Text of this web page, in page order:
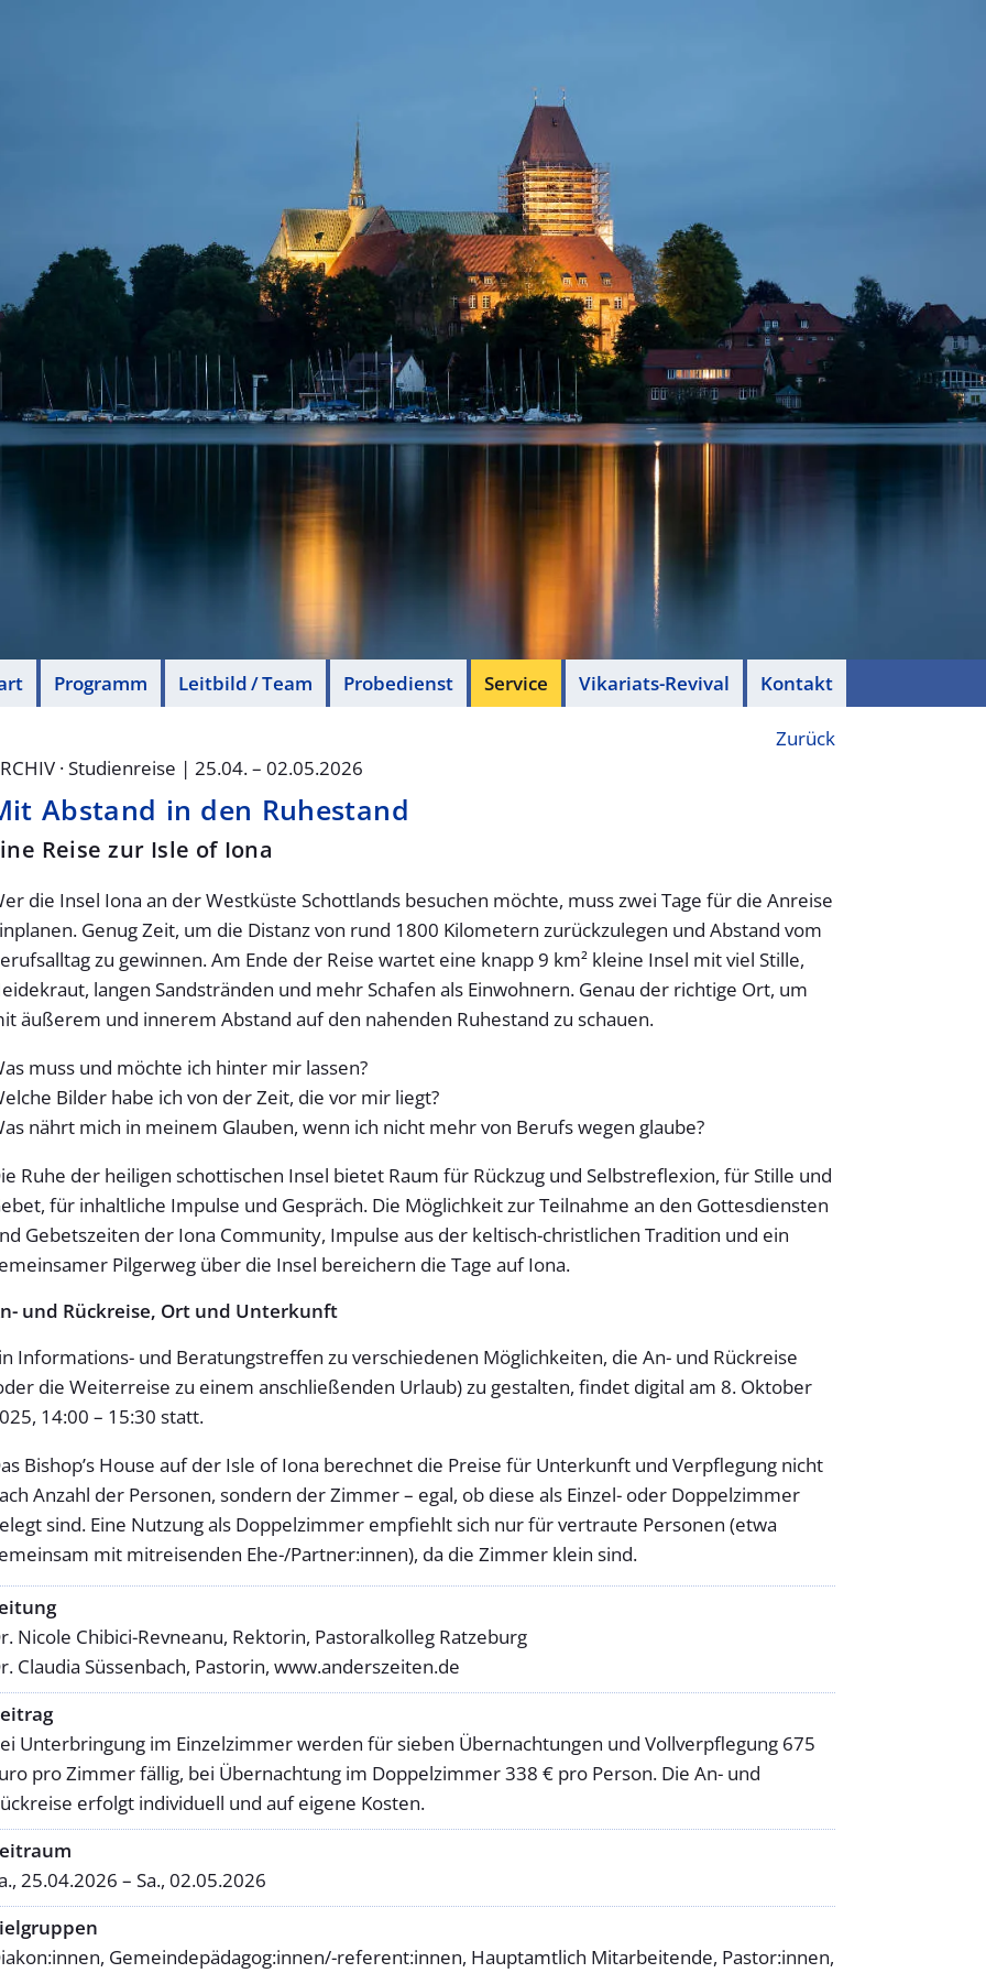
Programm Leitbild / Team Probedienst Service Vikariats-Revival Kontakt
Zurück
· Studienreise | 25.04. – 02.05.2026
Abstand in den Ruhestand
Reise zur Isle of Iona
die Insel Iona an der Westküste Schottlands besuchen möchte, muss zwei Tage für die Anreise
Genug Zeit, um die Distanz von rund 1800 Kilometern zurückzulegen und Abstand vom
zu gewinnen. Am Ende der Reise wartet eine knapp 9 km² kleine Insel mit viel Stille,
langen Sandstränden und mehr Schafen als Einwohnern. Genau der richtige Ort, um
äußerem und innerem Abstand auf den nahenden Ruhestand zu schauen.
muss und möchte ich hinter mir lassen?
Bilder habe ich von der Zeit, die vor mir liegt?
nährt mich in meinem Glauben, wenn ich nicht mehr von Berufs wegen glaube?
Ruhe der heiligen schottischen Insel bietet Raum für Rückzug und Selbstreflexion, für Stille und
für inhaltliche Impulse und Gespräch. Die Möglichkeit zur Teilnahme an den Gottesdiensten
Gebetszeiten der Iona Community, Impulse aus der keltisch-christlichen Tradition und ein
Pilgerweg über die Insel bereichern die Tage auf Iona.
und Rückreise, Ort und Unterkunft
Informations- und Beratungstreffen zu verschiedenen Möglichkeiten, die An- und Rückreise
die Weiterreise zu einem anschließenden Urlaub) zu gestalten, findet digital am 8. Oktober
14:00 – 15:30 statt.
Bishop’s House auf der Isle of Iona berechnet die Preise für Unterkunft und Verpflegung nicht
Anzahl der Personen, sondern der Zimmer – egal, ob diese als Einzel- oder Doppelzimmer
sind. Eine Nutzung als Doppelzimmer empfiehlt sich nur für vertraute Personen (etwa
mit mitreisenden Ehe-/Partner:innen), da die Zimmer klein sind.
Nicole Chibici-Revneanu, Rektorin, Pastoralkolleg Ratzeburg
Claudia Süssenbach, Pastorin, www.anderszeiten.de
Unterbringung im Einzelzimmer werden für sieben Übernachtungen und Vollverpflegung 675
pro Zimmer fällig, bei Übernachtung im Doppelzimmer 338 € pro Person. Die An- und
erfolgt individuell und auf eigene Kosten.
25.04.2026 – Sa., 02.05.2026
Gemeindepädagog:innen/-referent:innen, Hauptamtlich Mitarbeitende, Pastor:innen,